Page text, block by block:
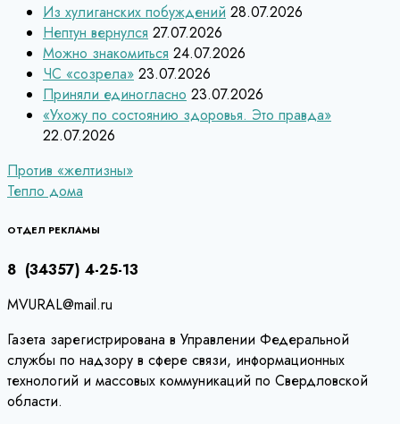
Из хулиганских побуждений 28.07.2026
Нептун вернулся 27.07.2026
Можно знакомиться 24.07.2026
ЧС «созрела» 23.07.2026
Приняли единогласно 23.07.2026
«Ухожу по состоянию здоровья. Это правда»
22.07.2026
Навигация
по
записям
Против «желтизны»
Тепло дома
ОТДЕЛ РЕКЛАМЫ
8 (34357) 4-25-13
MVURAL@mail.ru
Газета зарегистрирована в Управлении Федеральной
службы по надзору в сфере связи, информационных
технологий и массовых коммуникаций по Свердловской
области.